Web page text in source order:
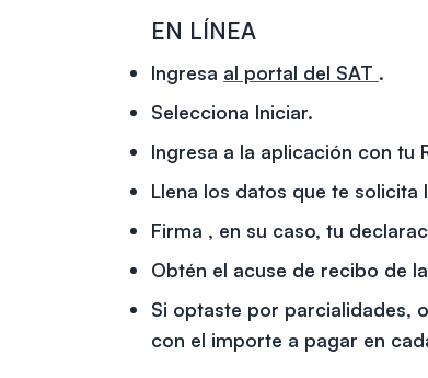
EN LÍNEA
Ingresa al portal del SAT .
Selecciona Iniciar.
Ingresa a la aplicación con tu
Llena los datos que te solicita
Firma , en su caso, tu
Obtén el acuse de recibo de
Si optaste por parcialidades,
con el importe a pagar en